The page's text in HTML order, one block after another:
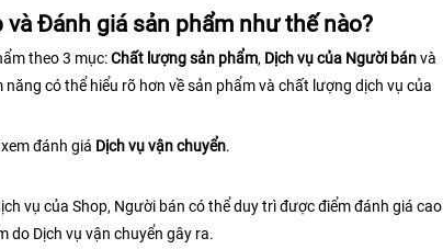
Đánh giá sản phẩm như thế nào?
theo 3 mục: Chất lượng sản phẩm, Dịch vụ của Người bán
năng có thể hiểu rõ hơn về sản phẩm và chất lượng dịch vụ của
đánh giá Dịch vụ vận chuyển.
vụ của Shop, Người bán có thể duy trì được điểm đánh giá cao
do Dịch vụ vận chuyển gây ra.